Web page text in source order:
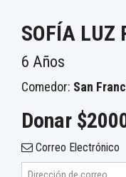
SOFÍA LUZ
6 Años
Comedor: San
Donar
Correo Electrónico